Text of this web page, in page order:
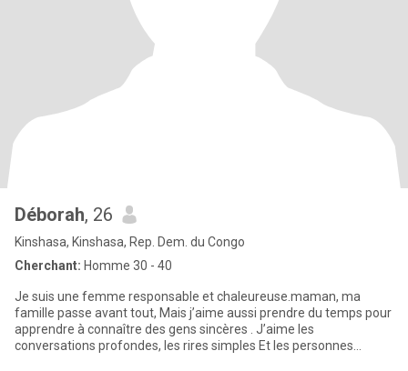
Déborah, 26
Kinshasa, Kinshasa, Rep. Dem. du Congo
Cherchant: Homme 30 - 40
Je suis une femme responsable et chaleureuse.maman, ma
famille passe avant tout, Mais j’aime aussi prendre du temps pour
apprendre à connaître des gens sincères . J’aime les
conversations profondes, les rires simples Et les personnes